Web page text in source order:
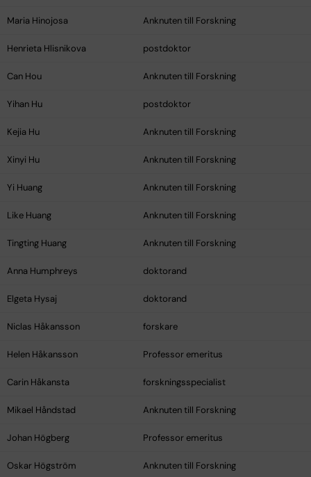
Maria Hinojosa Anknuten till Forskning
Henrieta Hlisnikova postdoktor
Can Hou Anknuten till Forskning
Yihan Hu postdoktor
Kejia Hu Anknuten till Forskning
Xinyi Hu Anknuten till Forskning
Yi Huang Anknuten till Forskning
Like Huang Anknuten till Forskning
Tingting Huang Anknuten till Forskning
Anna Humphreys doktorand
Elgeta Hysaj doktorand
Niclas Håkansson forskare
Helen Håkansson Professor emeritus
Carin Håkansta forskningsspecialist
Mikael Håndstad Anknuten till Forskning
Johan Högberg Professor emeritus
Oskar Högström Anknuten till Forskning